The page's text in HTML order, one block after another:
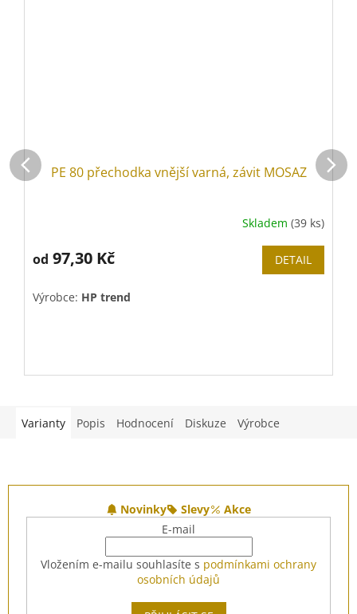
PE 80 přechodka vnější varná, závit MOSAZ
Skladem (39 ks)
od 97,30 Kč DETAIL
Výrobce: HP trend
Varianty Popis Hodnocení Diskuze Výrobce
Novinky Slevy
Akce
E-mail
Vložením e-mailu souhlasíte s podmínkami ochrany
osobních údajů